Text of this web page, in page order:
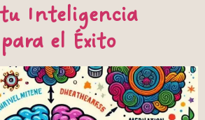
Inteligencia
el Éxito